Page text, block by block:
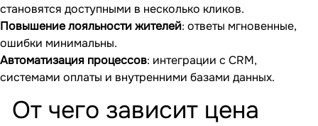
становятся доступными в несколько кликов.
Повышение лояльности жителей: ответы мгновенные,
ошибки минимальны.
Автоматизация процессов: интеграции с CRM,
системами оплаты и внутренними базами данных.
От чего зависит цена